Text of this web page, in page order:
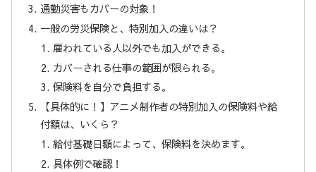
通勤災害もカバーの対象！
一般の労災保険と、特別加入の違いは？
雇われている人以外でも加入ができる。
カバーされる仕事の範囲が限られる。
保険料を自分で負担する。
【具体的に！】アニメ制作者の特別加入の保険料や給
付額は、いくら？
給付基礎日額によって、保険料を決めます。
具体例で確認！